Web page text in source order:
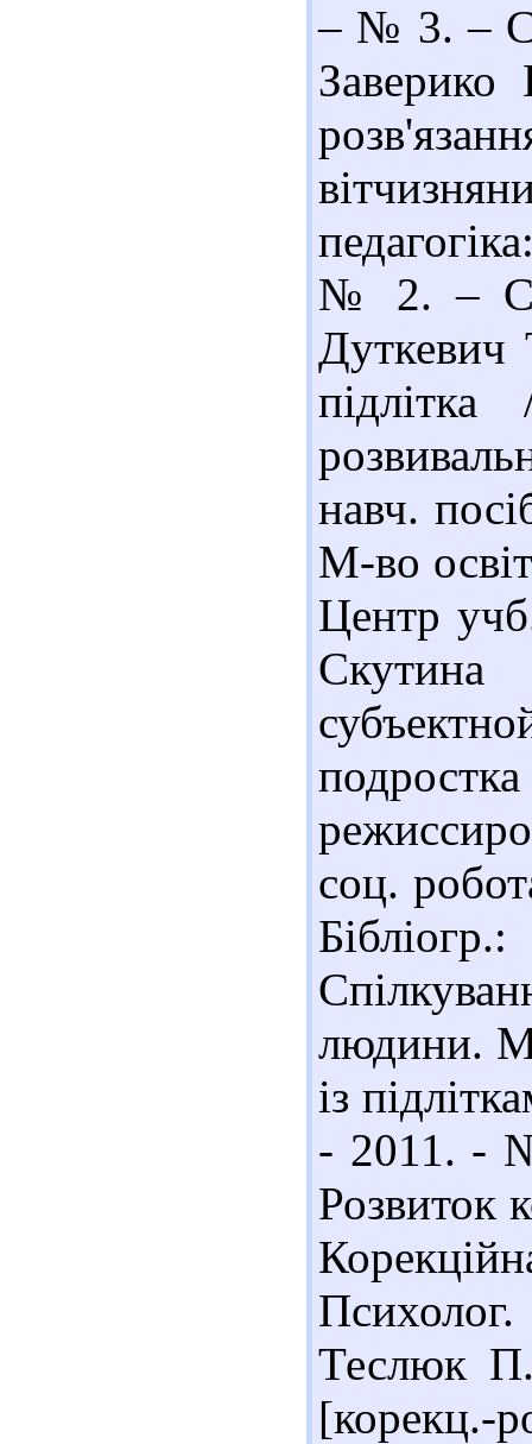
– № 3. – С.
Заверико
№ 2. – С.
Дуткевич
навч.
М-во
Центр
соц.
людини.
із
- 2011. -
Розвиток
Теслюк
[корекц.-